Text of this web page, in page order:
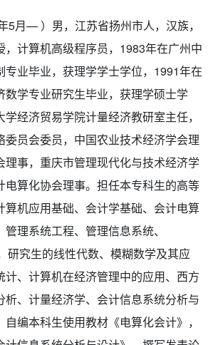
5月— ）男，江苏省扬州市人，汉族，
，计算机高级程序员，1983年在广州中
专业毕业，获理学学士学位，1991年在
数学专业研究生毕业，获理学硕士学
经济贸易学院计量经济教研室主任，
委员会委员，中国农业技术经济学会理
理事，重庆市管理现代化与技术经济学
电算化协会理事。担任本专科生的高等
算机应用基础、会计学基础、会计电算
理系统工程、管理信息系统、
研究生的线性代数、模糊数学及其应
计、计算机在经济管理中的应用、西方
析、计量经济学、会计信息系统分析与
编本科生使用教材《电算化会计》，